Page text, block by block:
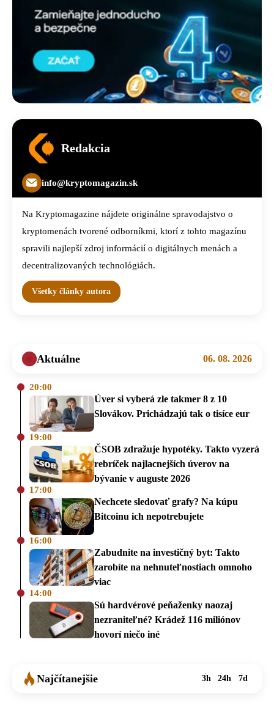
Redakcia
info@kryptomagazin.sk
Na Kryptomagazine nájdete originálne spravodajstvo o
kryptomenách tvorené odborníkmi, ktorí z tohto magazínu
spravili najlepší zdroj informácií o digitálnych menách a
decentralizovaných technológiách.
Všetky články autora
Aktuálne 06. 08. 2026
20:00
Úver si vyberá zle takmer 8 z 10
Slovákov. Prichádzajú tak o tisíce eur
19:00
ČSOB zdražuje hypotéky. Takto vyzerá
rebríček najlacnejších úverov na
bývanie v auguste 2026
17:00
Nechcete sledovať grafy? Na kúpu
Bitcoinu ich nepotrebujete
16:00
Zabudnite na investičný byt: Takto
zarobíte na nehnuteľnostiach omnoho
viac
14:00
Sú hardvérové peňaženky naozaj
nezraniteľné? Krádež 116 miliónov
hovorí niečo iné
Najčítanejšie 3h 24h 7d